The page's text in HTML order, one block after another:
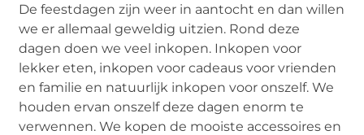
De feestdagen zijn weer in aantocht en dan willen
we er allemaal geweldig uitzien. Rond deze
dagen doen we veel inkopen. Inkopen voor
lekker eten, inkopen voor cadeaus voor vrienden
en familie en natuurlijk inkopen voor onszelf. We
houden ervan onszelf deze dagen enorm te
verwennen. We kopen de mooiste accessoires en